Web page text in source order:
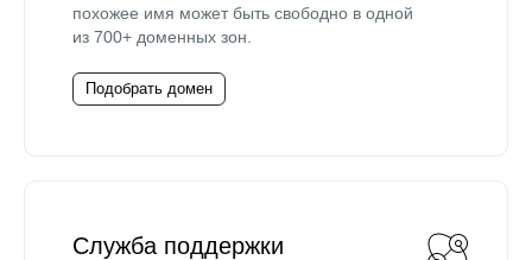
похожее имя может быть свободно в одной
из 700+ доменных зон.
Подобрать домен
Служба поддержки